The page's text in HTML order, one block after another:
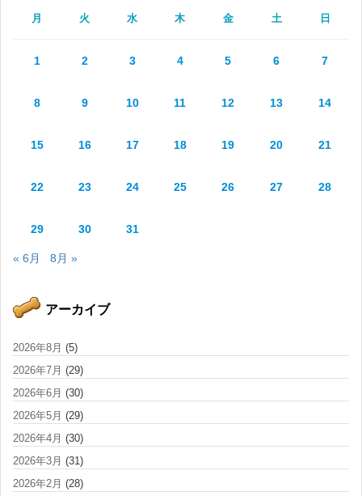
月 火 水 木 金 土 日
1 2 3 4 5 6 7
8 9 10 11 12 13 14
15 16 17 18 19 20 21
22 23 24 25 26 27 28
29 30 31
« 6月 8月 »
アーカイブ
2026年8月 (5)
2026年7月 (29)
2026年6月 (30)
2026年5月 (29)
2026年4月 (30)
2026年3月 (31)
2026年2月 (28)